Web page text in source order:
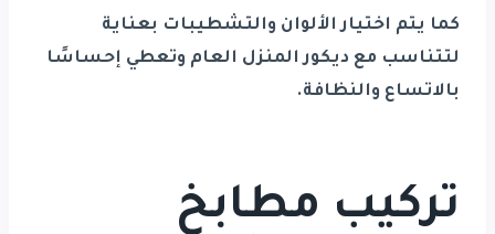
كما يتم اختيار الألوان والتشطيبات بعناية
لتتناسب مع ديكور المنزل العام وتعطي إحساسًا
بالاتساع والنظافة.
تركيب مطابخ